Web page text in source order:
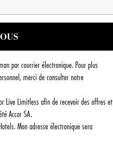
par courrier électronique. Pour plus
merci de consulter notre
Live Limitless afin de recevoir des offres et
Accor SA.
Mon adresse électronique sera